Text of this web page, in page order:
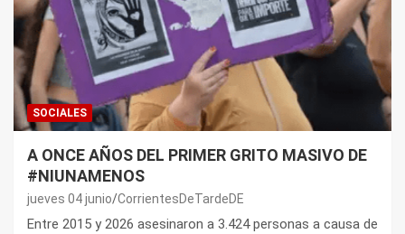
SOCIALES
A ONCE AÑOS DEL PRIMER GRITO MASIVO DE
#NIUNAMENOS
jueves 04 junio CorrientesDeTardeDE
Entre 2015 y 2026 asesinaron a 3.424 personas a causa de